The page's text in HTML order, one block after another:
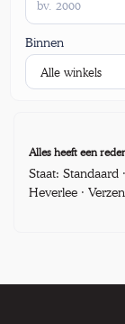
Binnen
Alles heeft een
Staat: Standaard
Heverlee ·